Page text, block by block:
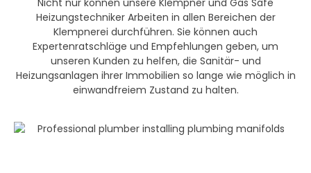
Heizungstechniker Arbeiten in allen Bereichen der
Klempnerei durchführen. Sie können auch
Expertenratschläge und Empfehlungen geben, um
unseren Kunden zu helfen, die Sanitär- und
Heizungsanlagen ihrer Immobilien so lange wie möglich in
einwandfreiem Zustand zu halten.